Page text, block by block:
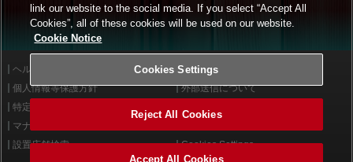
ヘルプ
利用規約
個人情報等保護方針
外部送信について
特定商取引法に基づく表示
マナー＆ルール
設置店舗検索
Cookies Settings
link our website to the social media. If you select “Accept All
Cookies”, all of these cookies will be used on our website.
Cookie Notice
Cookies Settings
Reject All Cookies
Accept All Cookies